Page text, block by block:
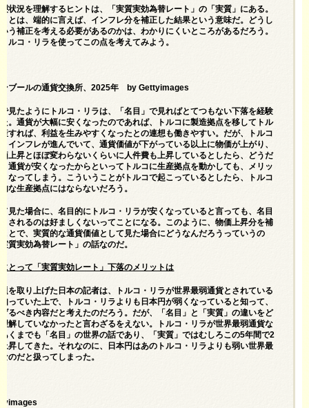
状況を理解するヒントは、「実質実効為替レート」の「実質」にある。
とは、端的に言えば、インフレ分を補正した結果という意味だ。どうし
う補正を考える必要があるのかは、わかりにくいところがあるだろう。
ルコ・リラを使ってこの点を考えてみよう。
ンブールの通貨交換所、2025年 by Gettyimages
見たようにトルコ・リラは、「名目」で見ればとてつもない下落を経験
。通貨が大幅に安くなったのであれば、トルコに製造拠点を移してトル
すれば、利益を生みやすくなったとの連想も働きやすい。だが、トルコ
インフレが進んでいて、通貨価値が下がっている以上に物価が上がり、
上昇とほぼ変わらないくらいに人件費も上昇しているとしたら、どうだ
通貨が安くなったからといってトルコに生産拠点を動かしても、メリッ
なってしまう。こういうことがトルコで起こっているとしたら、トルコ
な生産拠点にはならないだろう。
見た場合に、名目的にトルコ・リラが安くなっていると言っても、名目
されるのは好ましくないってことになる。このように、物価上昇分を補
とで、実質的な通貨価値として見た場合にどうなんだろうっていうの
質実効為替レート」の話なのだ。
とって「実質実効レート」下落のメリットは
を取り上げた日本の記者は、トルコ・リラが世界最弱通貨とされている
っていた上で、トルコ・リラよりも日本円が弱くなっていると知って、
るべき内容だと考えたのだろう。だが、「名目」と「実質」の違いをど
解していなかったと言わざるをえない。トルコ・リラが世界最弱通貨な
くまでも「名目」の世界の話であり、「実質」ではむしろこの5年間で2
昇してきた。それなのに、日本円はあのトルコ・リラよりも弱い世界最
のだと扱ってしまった。